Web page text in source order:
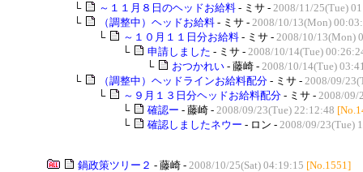
└
～１１月８日のヘッドお給料 - ミサ - 2008/11/25(Tue)
└
（調整中）ヘッドお給料 - ミサ - 2008/10/13(Mon)
└
～１０月１１日分お給料 - ミサ - 2008/10/13(Mon)
└
申請しました - ミサ - 2008/10/14(Tue)
└
おつかれい - 藤崎 - 2008/10/14(Tue)
└
（調整中）ヘッドラインお給料配分 - ミサ - 2008/09/
└
～９月１３日分ヘッドお給料配分 - ミサ - 2008/09/
└
確認ー - 藤崎 - 2008/09/23(Tue) 22:12:48
└
確認しましたネウー - ロン - 2008/09/23(Tue)
鍋政策ツリー２ - 藤崎 - 2008/10/25(Sat) 04:19:15 [No.1551]